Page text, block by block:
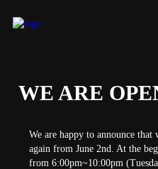
WE ARE
We are happy to announce
again from June 2nd. At the
from 6:00pm~10:00pm